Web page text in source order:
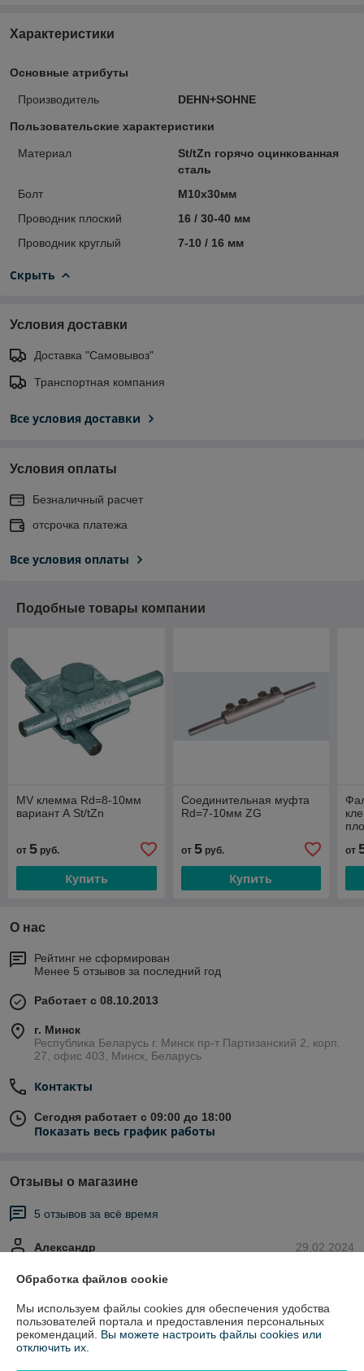
Характеристики
Основные атрибуты
Производитель DEHN+SOHNE
Пользовательские характеристики
Материал
St/tZn горячо оцинкованная
сталь
Болт
М10х30мм
Проводник плоский
16 / 30-40 мм
Проводник круглый
7-10 / 16 мм
Скрыть
Условия доставки
Доставка "Самовывоз"
Транспортная компания
Все условия доставки
Условия оплаты
Безналичный расчет
отсрочка платежа
Все условия оплаты
Подобные товары компании
MV клемма Rd=8-10мм
вариант А St/tZn
от 5 руб.
Купить
Соединительная муфта
Rd=7-10мм ZG
от 5руб.
Купить
от
О нас
Рейтинг не сформирован
Менее 5 отзывов за последний год
Работает с 08.10.2013
г. Минск
Республика Беларусь г. Минск пр-т Партизанский 2, корп.
27, офис 403, Минск, Беларусь
Контакты
Сегодня работает с 09:00 до 18:00
Показать весь график работы
Отзывы о магазине
5 отзывов за всё время
29.02.2024
Александр
03.01.2024
Виталий
Отлично
Обработка файлов cookie
Мы используем файлы cookies для обеспечения удобства
пользователей портала и предоставления персональных
рекомендаций. Вы можете настроить файлы cookies или
отключить их.